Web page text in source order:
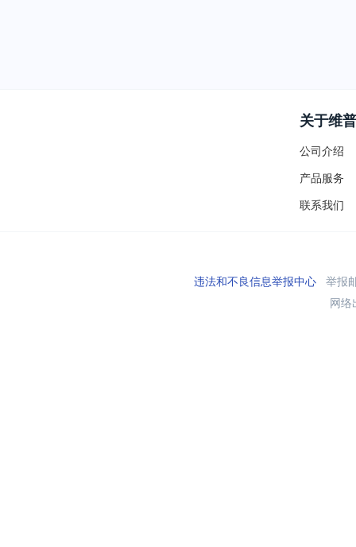
关于维普
公司介绍
产品服务
联系我们
违法和不良信息举报中心举报
网